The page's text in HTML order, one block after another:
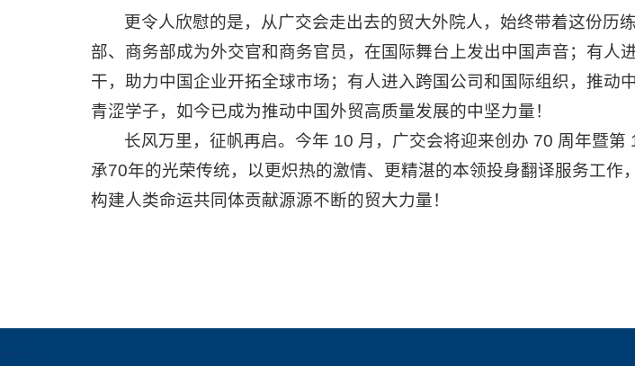
更令人欣慰的是，从广交会走出去的贸大外院人，始终带着这份历
部、商务部成为外交官和商务官员，在国际舞台上发出中国声音；有
干，助力中国企业开拓全球市场；有人进入跨国公司和国际组织，推
青涩学子，如今已成为推动中国外贸高质量发展的中坚力量！
长风万里，征帆再启。今年 10 月，广交会将迎来创办 70 周年暨
承70年的光荣传统，以更炽热的激情、更精湛的本领投身翻译服务工
构建人类命运共同体贡献源源不断的贸大力量！